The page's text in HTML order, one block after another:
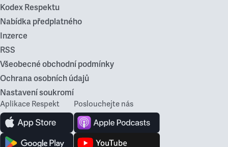
Kodex Respektu
Nabídka předplatného
Inzerce
RSS
Všeobecné obchodní podmínky
Ochrana osobních údajů
Nastavení soukromí
Aplikace Respekt Poslouchejte nás